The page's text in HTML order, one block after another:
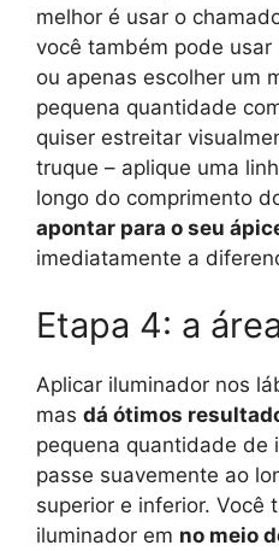
melhor é usar o
você também pode usar
ou apenas escolher um
pequena quantidade
quiser estreitar
truque – aplique uma
longo do comprimento
apontar para o seu
imediatamente a
Etapa 4: a
Aplicar iluminador nos
mas dá ótimos
pequena quantidade de
passe suavemente ao
superior e inferior. Você
iluminador em no meio